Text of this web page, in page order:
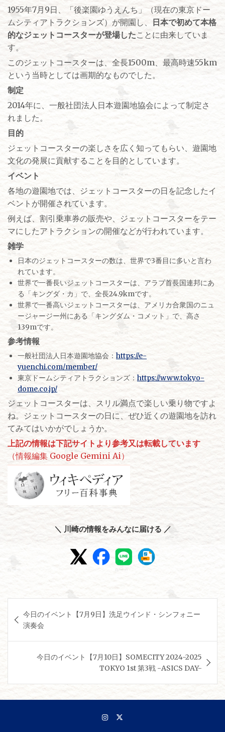
1955年7月9日、「後楽園ゆうえんち」（現在の東京ドー
ムシティアトラクションズ）が開園し、
日本で初めて本格
的なジェットコースターが登場したことに由来していま
す。
このジェットコースターは、全長1500m、最高時速55km
という当時としては画期的なものでした。
制定
2014年に、一般社団法人日本遊園地協会によって制定さ
れました。
目的
ジェットコースターの楽しさを広く知ってもらい、遊園地
文化の発展に貢献することを目的としています。
イベント
各地の遊園地では、ジェットコースターの日を記念したイ
ベントが開催されています。
例えば、割引乗車券の販売や、ジェットコースターをテー
マにしたアトラクションの開催などが行われています。
雑学
日本のジェットコースターの数は、世界で3番目に多いと言わ
れています。
世界で一番長いジェットコースターは、アラブ首長国連邦にあ
る「キングダ・カ」で、全長24.9kmです。
世界で一番高いジェットコースターは、アメリカ合衆国のニュ
ージャージー州にある「キングダム・コメット」で、高さ
139mです。
参考情報
一般社団法人日本遊園地協会： https://e-
yuenchi.com/member/
東京ドームシティアトラクションズ： https://www.tokyo-
dome.co.jp/
ジェットコースターは、スリル満点で楽しい乗り物ですよ
ね。ジェットコースターの日に、ぜひ近くの遊園地を訪れ
てみてはいかがでしょうか。
上記の情報は下記サイトより参考又は転載しています
（情報編集 Google Gemini Ai）
＼ 川崎の情報をみんなに届ける ／
稿
ナ
ー
シ
今日のイベント【7月9日】洗足ウインド・シンフォニー
演奏会
今日のイベント【7月10日】SOMECITY 2024-2025
TOKYO 1st 第3戦 -ASICS DAY-